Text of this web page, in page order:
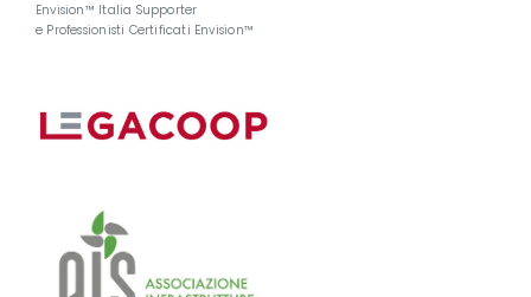
Envision™ Italia Supporter
e Professionisti Certificati Envision™